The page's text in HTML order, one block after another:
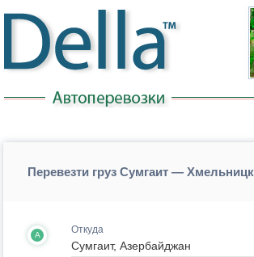
Перевезти груз Сумгаит —
A Откуда